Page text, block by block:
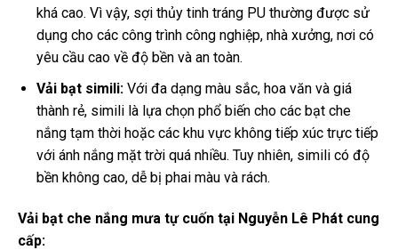
khá cao. Vì vậy, sợi thủy tinh tráng PU thường được sử
dụng cho các công trình công nghiệp, nhà xưởng, nơi có
yêu cầu cao về độ bền và an toàn.
Vải bạt simili:Với đa dạng màu sắc, hoa văn và giá
thành rẻ, simili là lựa chọn phổ biến cho các bạt che
nắng tạm thời hoặc các khu vực không tiếp xúc trực tiếp
với ánh nắng mặt trời quá nhiều. Tuy nhiên, simili có độ
bền không cao, dễ bị phai màu và rách.
Vải bạt che nắng mưa tự cuốn tại Nguyễn Lê Phát cung
cấp: